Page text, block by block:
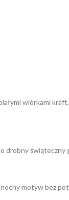
wiórkami
drobny świąteczny
motyw bez